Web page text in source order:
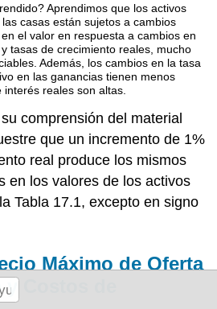
Aprendimos que los activos
casas están sujetos a cambios
el valor en respuesta a cambios en
tasas de crecimiento reales, mucho
Además, los cambios en la tasa
en las ganancias tienen menos
reales son altas.
comprensión del material
que un incremento de 1%
real produce los mismos
en los valores de los activos
Tabla 17.1, excepto en signo
Máximo de Oferta
y Costos de